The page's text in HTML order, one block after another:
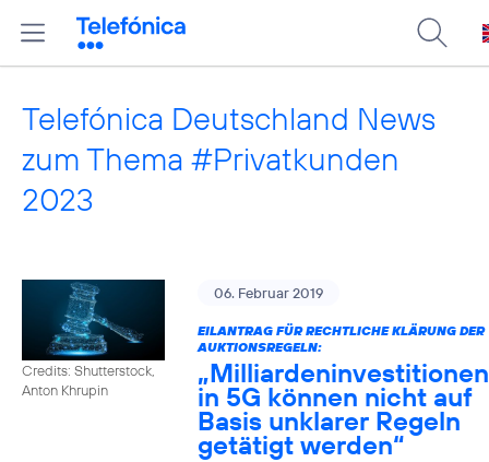
Telefónica Deutschland News
zum Thema #Privatkunden
2023
Credits: Shutterstock,
Anton Khrupin
06. Februar 2019
EILANTRAG FÜR RECHTLICHE KLÄRUNG DER
AUKTIONSREGELN:
„Milliardeninvestitionen
in 5G können nicht auf
Basis unklarer Regeln
getätigt werden“